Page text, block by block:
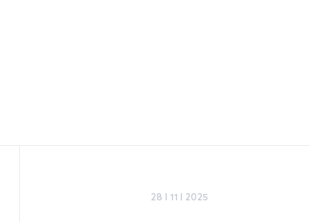
28 I 11 I 2025